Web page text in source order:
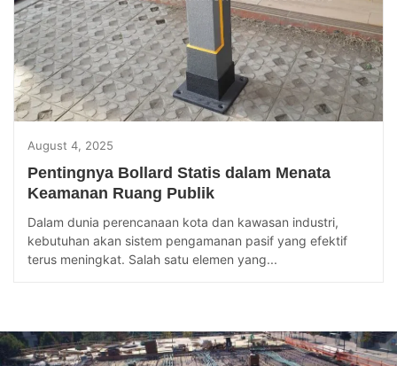
August 4, 2025
Pentingnya Bollard Statis dalam Menata
Keamanan Ruang Publik
Dalam dunia perencanaan kota dan kawasan industri,
kebutuhan akan sistem pengamanan pasif yang efektif
terus meningkat. Salah satu elemen yang...